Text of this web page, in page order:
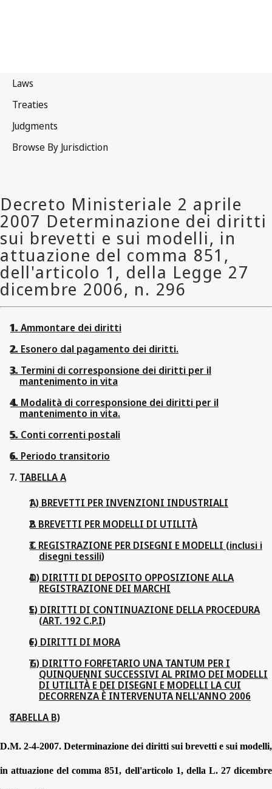
1. Ammontare dei diritti
2. Esonero dal pagamento dei diritti.
3. Termini di corresponsione dei diritti per il
mantenimento in vita
4. Modalità di corresponsione dei diritti per il
mantenimento in vita.
5. Conti correnti postali
6. Periodo transitorio
TABELLA A
A) BREVETTI PER INVENZIONI INDUSTRIALI
B BREVETTI PER MODELLI DI UTILITÀ
C REGISTRAZIONE PER DISEGNI E MODELLI (inclusi i
disegni tessili)
D) DIRITTI DI DEPOSITO OPPOSIZIONE ALLA
REGISTRAZIONE DEI MARCHI
E) DIRITTI DI CONTINUAZIONE DELLA PROCEDURA
(ART. 192 C.P.I)
F) DIRITTI DI MORA
G) DIRITTO FORFETARIO UNA TANTUM PER I
QUINQUENNI SUCCESSIVI AL PRIMO DEI MODELLI
DI UTILITÀ E DEI DISEGNI E MODELLI LA CUI
DECORRENZA È INTERVENUTA NELL'ANNO 2006
TABELLA B)
D.M. 2-4-2007. Determinazione dei diritti sui brevetti e sui modelli,
in attuazione del comma 851, dell'articolo 1, della L. 27 dicembre